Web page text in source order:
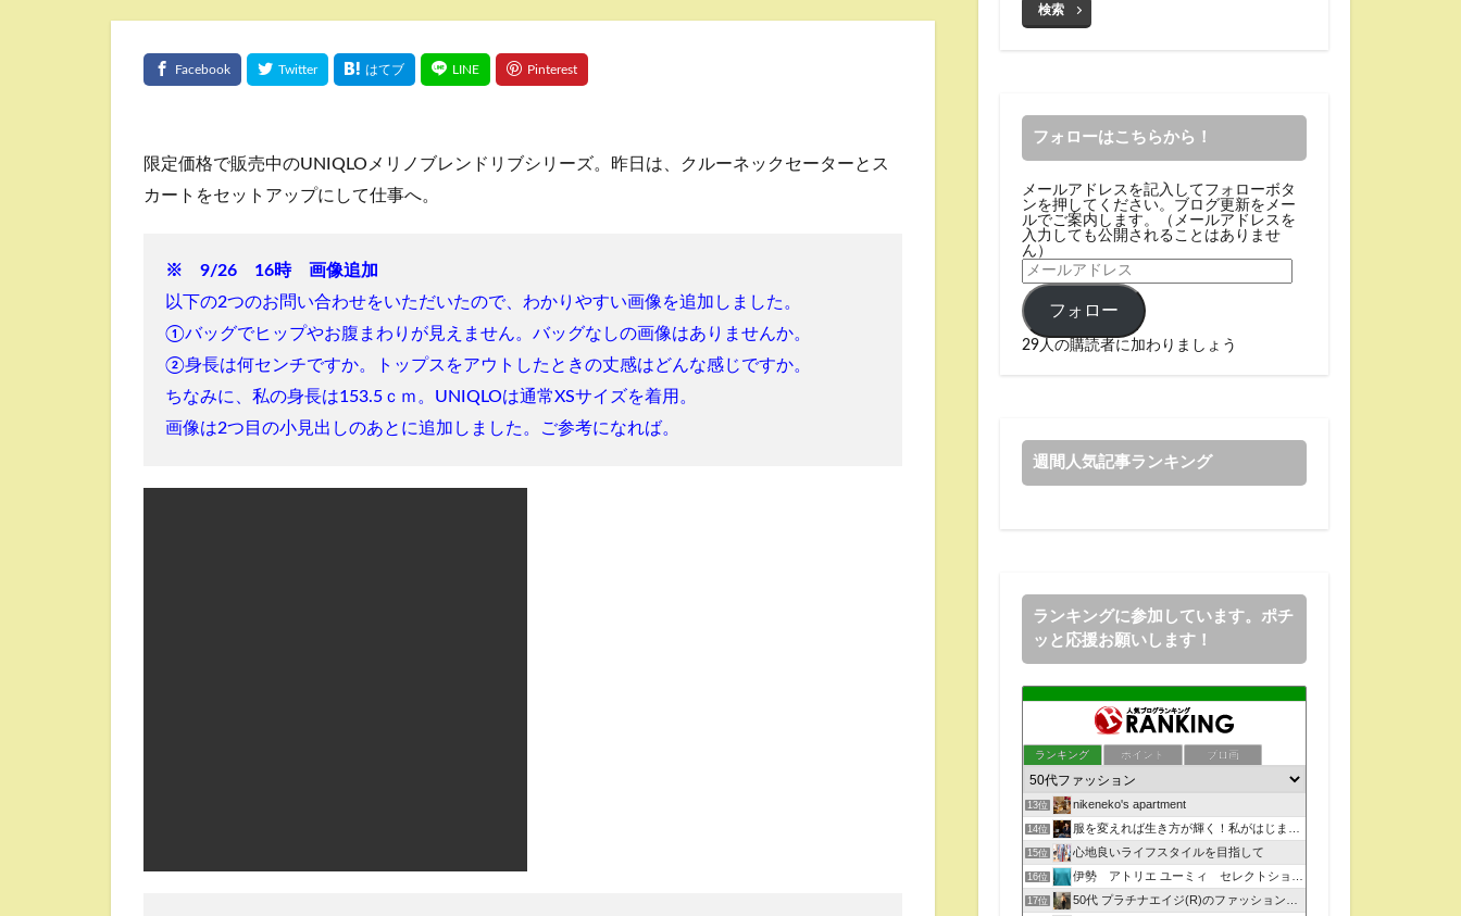
限定価格で販売中のUNIQLOメリノブレンドリブシリーズ。昨日は、クルーネックセーターとス
カートをセットアップにして仕事へ。
※ 9/26 16時 画像追加
以下の2つのお問い合わせをいただいたので、わかりやすい画像を追加しました。
①バッグでヒップやお腹まわりが見えません。バッグなしの画像はありませんか。
②身長は何センチですか。トップスをアウトしたときの丈感はどんな感じですか。
ちなみに、 私の身長は153.5ｃｍ。UNIQLOは通常XSサイズを着用。
画像は2つ目の小見出しのあとに追加しました。ご参考になれば。
検索
フォローはこちらから！
メールアドレスを記入してフォローボタ
ンを押してください。ブログ更新をメー
ルでご案内します。（メールアドレスを
入力しても公開されることはありませ
ん）
フォロー
29人の購読者に加わりましょう
週間人気記事ランキング
ランキングに参加しています。ポチ
ッと応援お願いします！
ランキング ポイント ブロ画
13位 nikeneko's apartment
14位 服を変えれば生き方が輝く！私がはじまるファッションコーデ
15位 心地良いライフスタイルを目指して
16位 伊勢 アトリエ ユーミィ セレクトショップ
17位 50代 プラチナエイジ(R)のファッションスタイル革命！